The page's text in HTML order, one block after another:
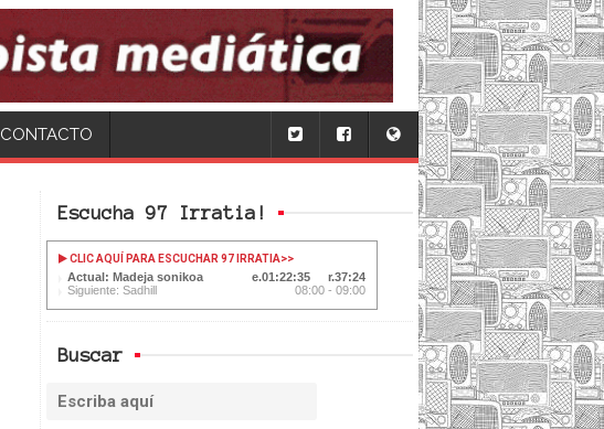
CONTACTO
Escucha 97 Irratia!
CLIC AQUÍ PARA ESCUCHAR 97 IRRATIA>>
Actual: Madeja sonikoa 01:22:35
37:24
Siguiente: Sadhill
08:00 - 09:00
Buscar